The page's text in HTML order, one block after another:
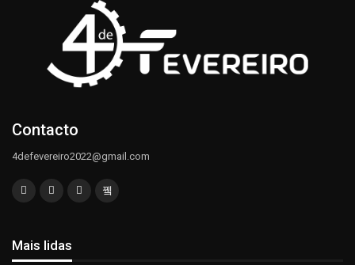
Contacto
4defevereiro2022@gmail.com
Mais lidas